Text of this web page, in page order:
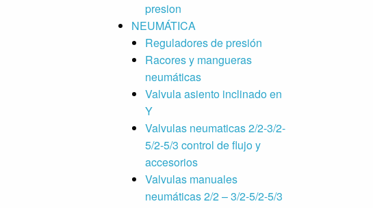
presion
NEUMÁTICA
Reguladores de presión
Racores y mangueras
neumáticas
Valvula asiento inclinado en
Y
Valvulas neumaticas 2/2-3/2-
5/2-5/3 control de flujo y
accesorios
Valvulas manuales
neumáticas 2/2 – 3/2-5/2-5/3